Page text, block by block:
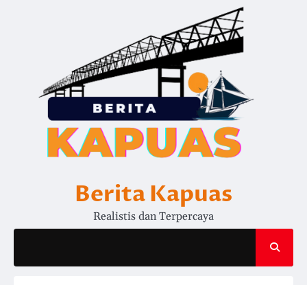
Berita Kapuas
Realistis dan Terpercaya